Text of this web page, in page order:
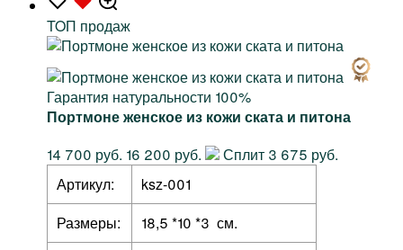
TOП продаж
Гарантия натуральности 100%
Портмоне женское из кожи ската и питона
14 700 руб. 16 200 руб.
Сплит 3 675 руб.
Артикул:
ksz-001
Размеры:
18,5 *10 *3 см.